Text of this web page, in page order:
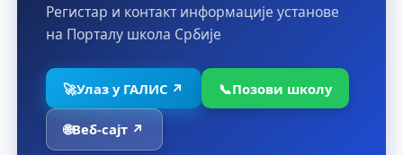
Регистар и контакт информације установе
на Порталу школа Србије
🚀Улаз у ГАЛИС ↗ 📞Позови школу
🌐Веб-сајт ↗